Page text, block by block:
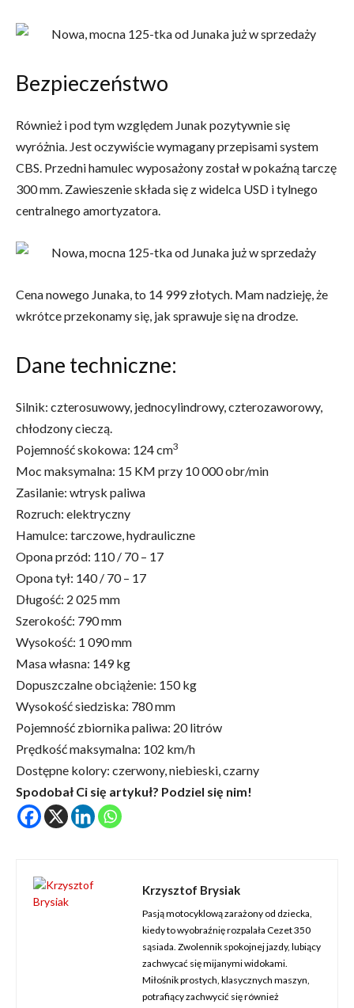
Bezpieczeństwo
Również i pod tym względem Junak pozytywnie się
wyróżnia. Jest oczywiście wymagany przepisami system
CBS. Przedni hamulec wyposażony został w pokaźną tarczę
300 mm. Zawieszenie składa się z widelca USD i tylnego
centralnego amortyzatora.
Cena nowego Junaka, to 14 999 złotych. Mam nadzieję, że
wkrótce przekonamy się, jak sprawuje się na drodze.
Dane techniczne:
Silnik: czterosuwowy, jednocylindrowy, czterozaworowy,
chłodzony cieczą.
Pojemność skokowa: 124 cm3
Moc maksymalna: 15 KM przy 10 000 obr/min
Zasilanie: wtrysk paliwa
Rozruch: elektryczny
Hamulce: tarczowe, hydrauliczne
Opona przód: 110 / 70 – 17
Opona tył: 140 / 70 – 17
Długość: 2 025 mm
Szerokość: 790 mm
Wysokość: 1 090 mm
Masa własna: 149 kg
Dopuszczalne obciążenie: 150 kg
Wysokość siedziska: 780 mm
Pojemność zbiornika paliwa: 20 litrów
Prędkość maksymalna: 102 km/h
Dostępne kolory: czerwony, niebieski, czarny
Spodobał Ci się artykuł? Podziel się nim!
Krzysztof Brysiak
Pasją motocyklową zarażony od dziecka,
kiedy to wyobraźnię rozpalała Cezet 350
sąsiada. Zwolennik spokojnej jazdy, lubiący
zachwycać się mijanymi widokami.
Miłośnik prostych, klasycznych maszyn,
potrafiący zachwycić się również